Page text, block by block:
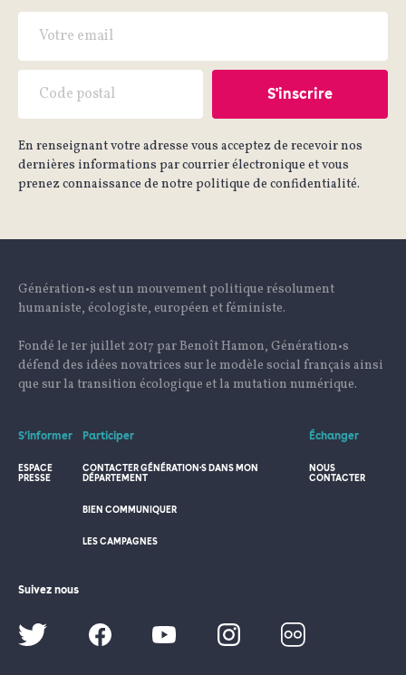
En renseignant votre adresse vous acceptez de recevoir nos
dernières informations par courrier électronique et vous
prenez connaissance de notre politique de confidentialité.
Génération•s est un mouvement politique résolument
humaniste, écologiste, européen et féministe.
Fondé le 1er juillet 2017 par Benoît Hamon, Génération•s
défend des idées novatrices sur le modèle social français ainsi
que sur la transition écologique et la mutation numérique.
S’informer
ESPACE
PRESSE
Participer
CONTACTER GÉNÉRATION·S DANS MON
DÉPARTEMENT
BIEN COMMUNIQUER
LES CAMPAGNES
Échanger
NOUS
CONTACTER
Suivez nous